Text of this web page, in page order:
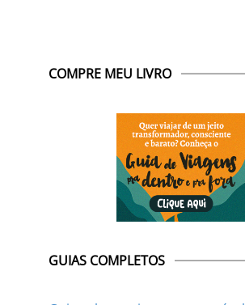
COMPRE MEU LIVRO
GUIAS COMPLETOS